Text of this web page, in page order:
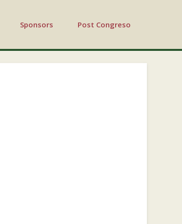
Sponsors Post Congreso